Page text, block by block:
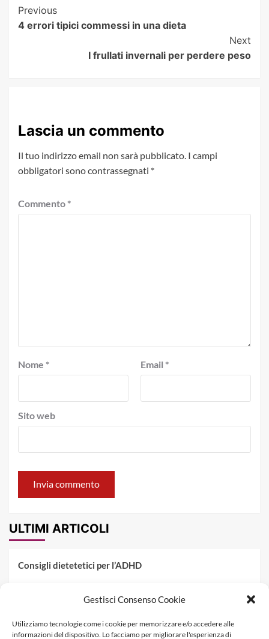
Gestisci Consenso Cookie
Utilizziamo tecnologie come i cookie per memorizzare e/o accedere alle
informazioni del dispositivo. Lo facciamo per migliorare l'esperienza di
Post
Navigation
Previous
4 errori tipici commessi in una dieta
Next
I frullati invernali per perdere peso
Lascia un commento
Il tuo indirizzo email non sarà pubblicato. I campi
obbligatori sono contrassegnati *
Commento *
Nome * Email *
Sito web
ULTIMI ARTICOLI
Consigli dietetetici per l’ADHD
Fenilchetonuria